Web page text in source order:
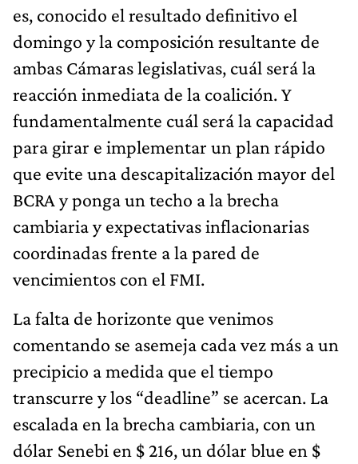
es, conocido el resultado definitivo el
domingo y la composición resultante de
ambas Cámaras legislativas, cuál será la
reacción inmediata de la coalición. Y
fundamentalmente cuál será la capacidad
para girar e implementar un plan rápido
que evite una descapitalización mayor del
BCRA y ponga un techo a la brecha
cambiaria y expectativas inflacionarias
coordinadas frente a la pared de
vencimientos con el FMI.
La falta de horizonte que venimos
comentando se asemeja cada vez más a un
precipicio a medida que el tiempo
transcurre y los “deadline” se acercan. La
escalada en la brecha cambiaria, con un
dólar Senebi en $ 216, un dólar blue en $